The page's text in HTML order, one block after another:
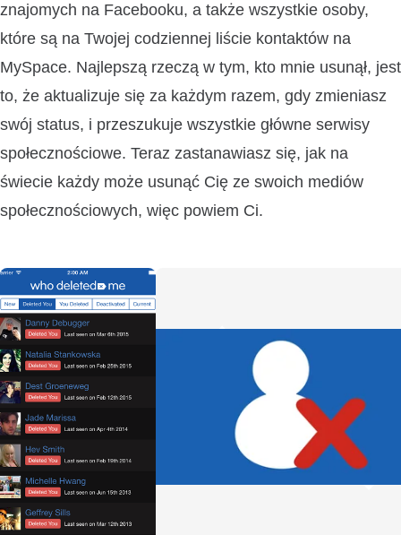
znajomych na Facebooku, a także wszystkie osoby,
które są na Twojej codziennej liście kontaktów na
MySpace. Najlepszą rzeczą w tym, kto mnie usunął, jest
to, że aktualizuje się za każdym razem, gdy zmieniasz
swój status, i przeszukuje wszystkie główne serwisy
społecznościowe. Teraz zastanawiasz się, jak na
świecie każdy może usunąć Cię ze swoich mediów
społecznościowych, więc powiem Ci.